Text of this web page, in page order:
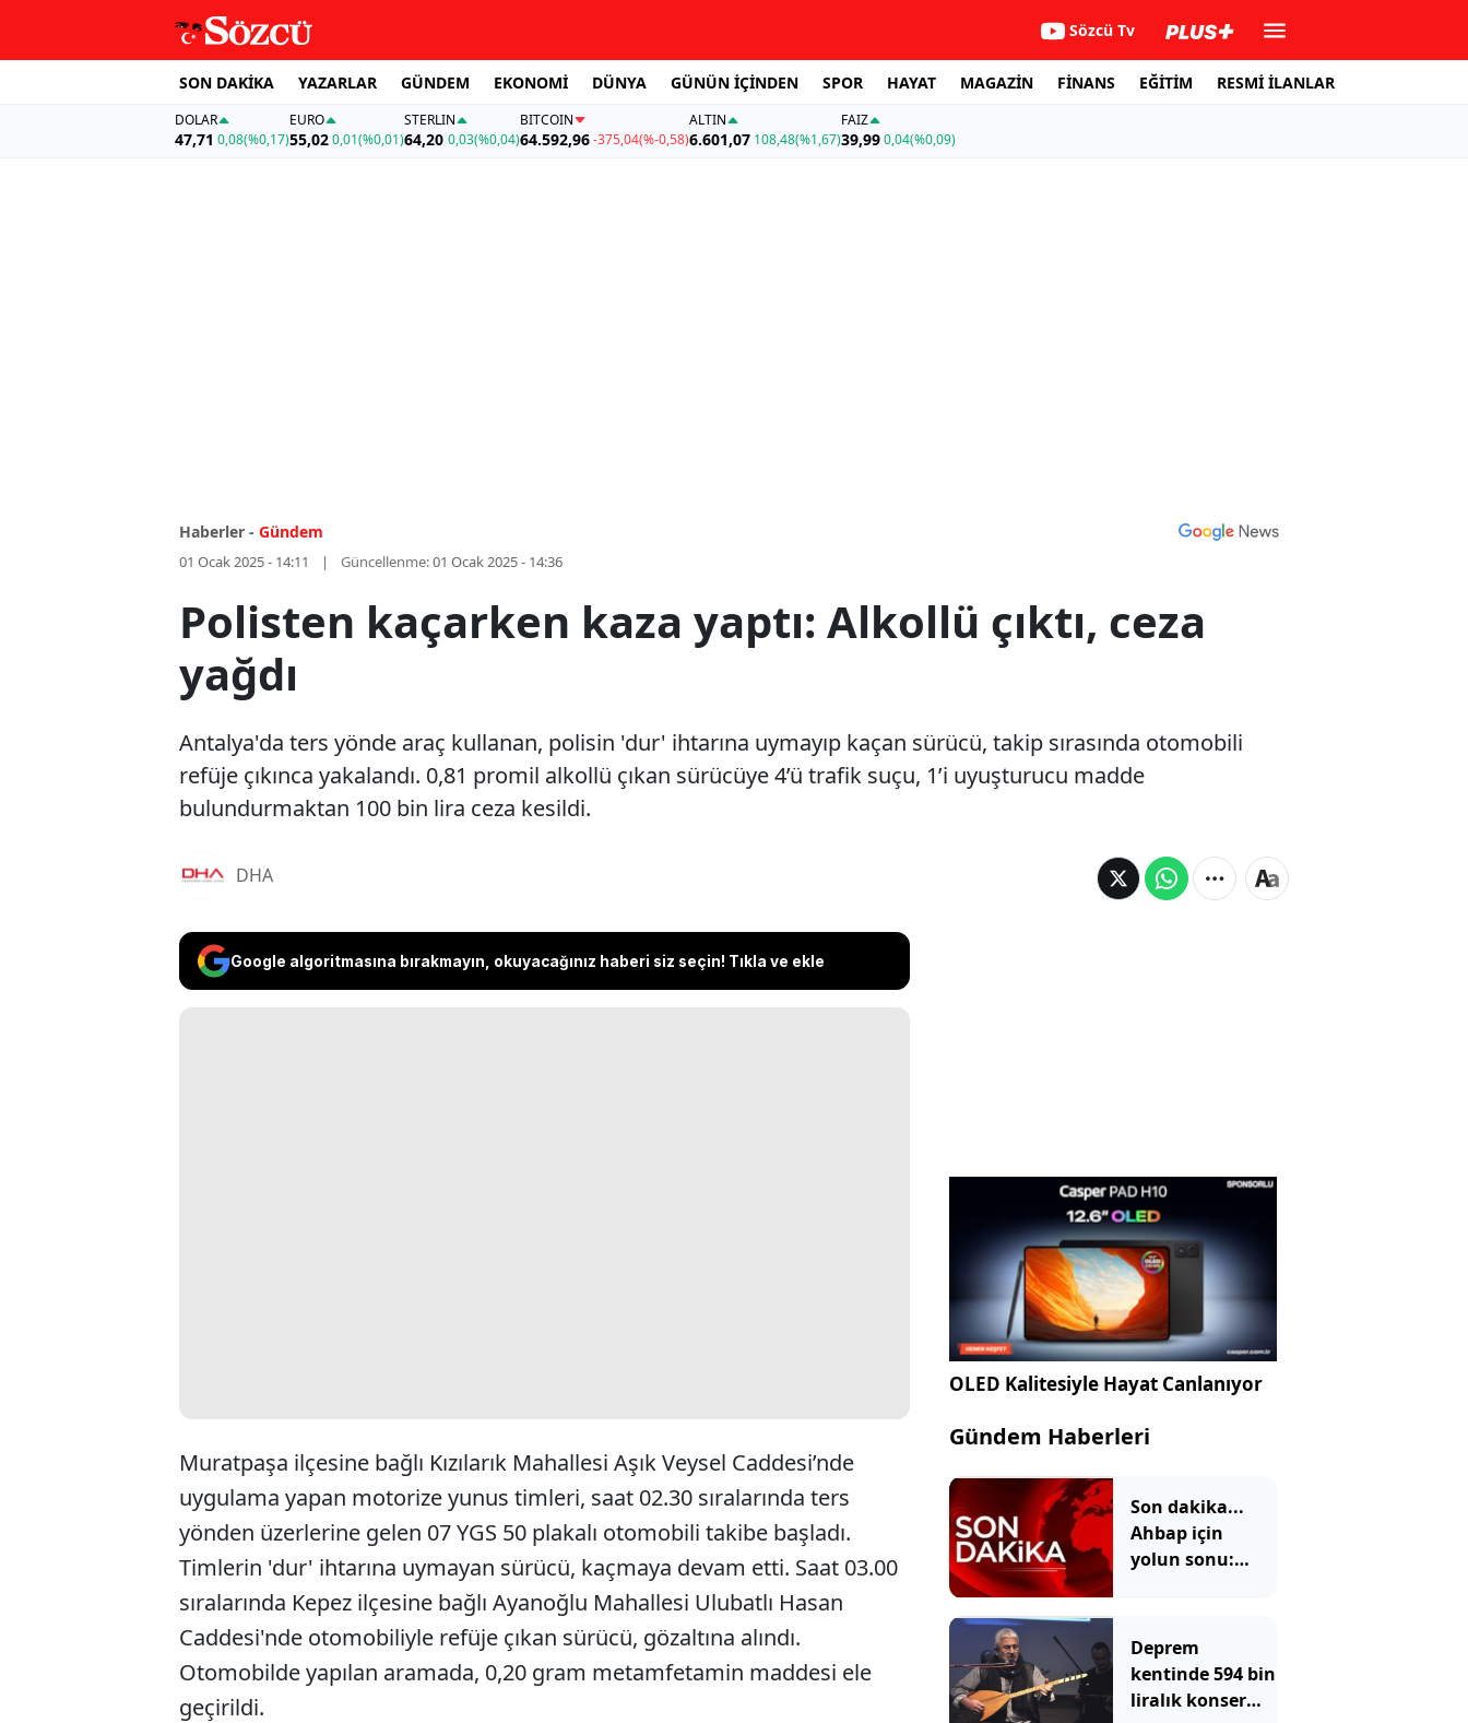
Sözcü Tv
SON DAKİKA YAZARLAR GÜNDEM EKONOMİ DÜNYA GÜNÜN İÇİNDEN SPOR HAYAT MAGAZİN FİNANS EĞİTİM RESMİ İLANLAR
DOLAR
47,71 0,08(%0,17)
EURO
55,02 0,01(%0,01)
STERLIN
64,20 0,03(%0,04)
BITCOIN
64.592,96-375,04(%-0,58)
ALTIN
6.601,07 108,48(%1,67)
FAİZ
39,990,04(%0,09)
Haberler - Gündem
01 Ocak 2025 - 14:11 Güncellenme:01 Ocak 2025 - 14:36
Polisten kaçarken kaza yaptı: Alkollü çıktı, ceza
yağdı
Antalya'da ters yönde araç kullanan, polisin 'dur' ihtarına uymayıp kaçan sürücü, takip sırasında otomobili
refüje çıkınca yakalandı. 0,81 promil alkollü çıkan sürücüye 4’ü trafik suçu, 1’i uyuşturucu madde
bulundurmaktan 100 bin lira ceza kesildi.
DHA
Google algoritmasına bırakmayın, okuyacağınız haberi siz seçin! Tıkla ve ekle
Muratpaşa ilçesine bağlı Kızılarık Mahallesi Aşık Veysel Caddesi’nde
uygulama yapan motorize yunus timleri, saat 02.30 sıralarında ters
yönden üzerlerine gelen 07 YGS 50 plakalı otomobili takibe başladı.
Timlerin 'dur' ihtarına uymayan sürücü, kaçmaya devam etti. Saat 03.00
sıralarında Kepez ilçesine bağlı Ayanoğlu Mahallesi Ulubatlı Hasan
Caddesi'nde otomobiliyle refüje çıkan sürücü, gözaltına alındı.
Otomobilde yapılan aramada, 0,20 gram metamfetamin maddesi ele
geçirildi.
OLED Kalitesiyle Hayat Canlanıyor
Gündem Haberleri
Son dakika...
Ahbap için
yolun sonu:
Deprem
kentinde 594 bin
liralık konser